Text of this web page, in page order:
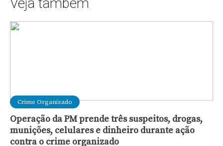
Veja também
Crime Organizado
Operação da PM prende três suspeitos, drogas,
munições, celulares e dinheiro durante ação
contra o crime organizado